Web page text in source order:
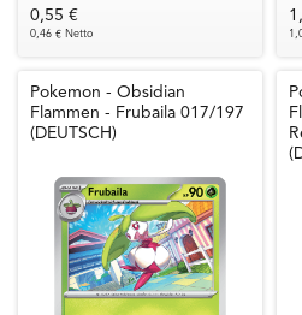
0,55 €
0,46 € Netto
Pokemon - Obsidian
Flammen - Frubaila 017/197
(DEUTSCH)